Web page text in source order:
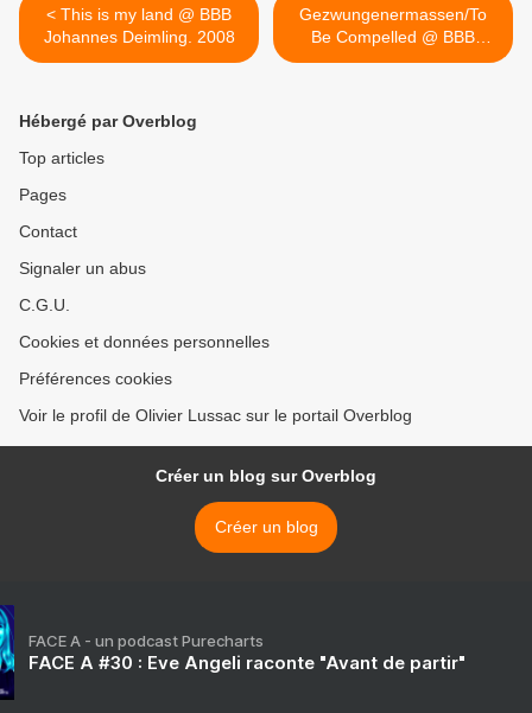
< This is my land @ BBB
Johannes Deimling. 2008
Gezwungenermassen/To
Be Compelled @ BBB
Johannes Deimling. 2003 >
Hébergé par Overblog
Top articles
Pages
Contact
Signaler un abus
C.G.U.
Cookies et données personnelles
Préférences cookies
Voir le profil de Olivier Lussac sur le portail Overblog
Créer un blog sur Overblog
Créer un blog
FACE A - un podcast Purecharts
FACE A #30 : Eve Angeli raconte "Avant de partir"